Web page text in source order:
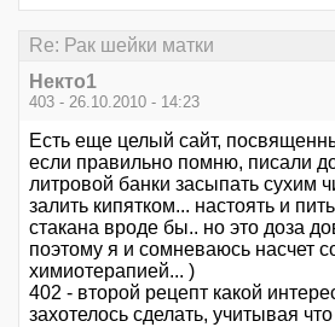
Re: Рак шейки матки
Некто1
403 - 26.10.2010 - 14:23
Есть еще целый сайт,
если правильно помню, писали
литровой банки засыпать сухим
залить кипятком... настоять и
стакана вроде бы.. но это доза
поэтому я и сомневаюсь насчет
химиотерапией... )
402 - второй рецепт какой
захотелось сделать, учитывая